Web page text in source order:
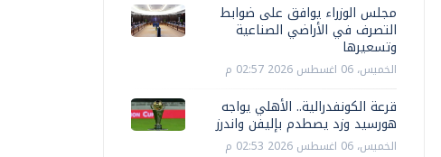
مجلس الوزراء يوافق على ضوابط
التصرف في الأراضي الصناعية
وتسعيرها
الخميس، 06 اغسطس 2026 02:57 م
قرعة الكونفدرالية.. الأهلي يواجه
هورسيد وزد يصطدم بإليفن واندرز
الخميس، 06 اغسطس 2026 02:53 م